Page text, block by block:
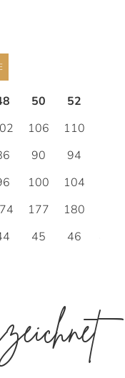
50 52
106 110
90 94
100 104
177 180
45 46